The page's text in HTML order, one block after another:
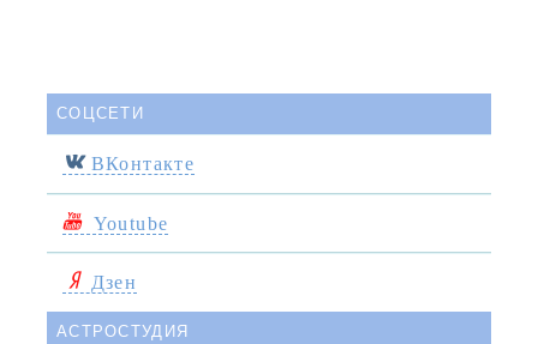
СОЦСЕТИ
ВКонтакте
Youtube
Дзен
АСТРОСТУДИЯ